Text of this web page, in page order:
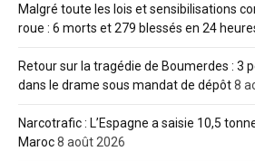
Malgré toute les lois et sensibilisations
roue : 6 morts et 279 blessés en 24
Retour sur la tragédie de Boumerdes : 3
dans le drame sous mandat de dépôt8
Narcotrafic : L’Espagne a saisie 10,5
Maroc8 août 2026